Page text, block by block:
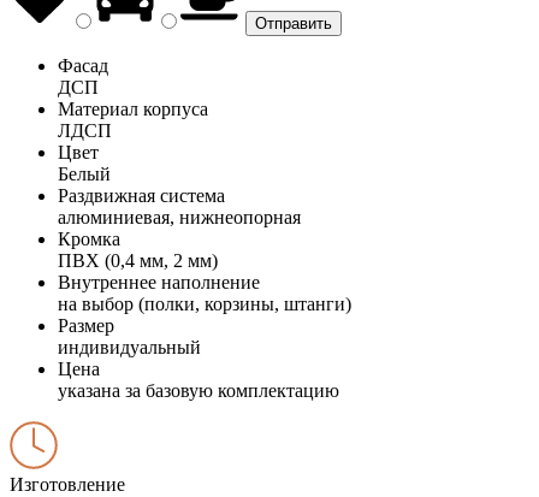
Фасад
ДСП
Материал корпуса
ЛДСП
Цвет
Белый
Раздвижная система
алюминиевая, нижнеопорная
Кромка
ПВХ (0,4 мм, 2 мм)
Внутреннее наполнение
на выбор (полки, корзины, штанги)
Размер
индивидуальный
Цена
указана за базовую комплектацию
Изготовление